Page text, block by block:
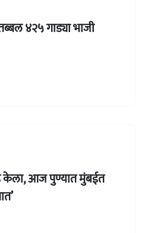
४२५ गाड्या भाजी
केला, आज पुण्यात मुंबईत